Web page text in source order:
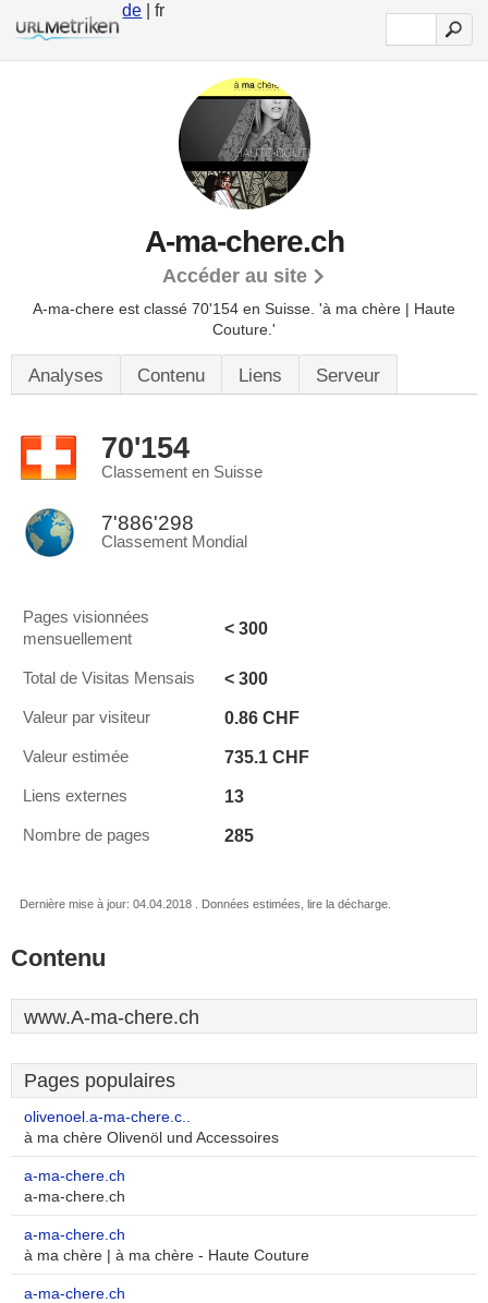
de | fr
A-ma-chere.ch
Accéder au site
A-ma-chere est classé 70'154 en Suisse. 'à ma chère | Haute
Couture.'
Analyses Contenu Liens Serveur
70'154
Classement en Suisse
7'886'298
Classement Mondial
Pages visionnées
mensuellement
< 300
Total de Visitas Mensais < 300
Valeur par visiteur 0.86 CHF
Valeur estimée 735.1 CHF
Liens externes 13
Nombre de pages 285
Dernière mise à jour: 04.04.2018 . Données estimées, lire la décharge.
Contenu
www.A-ma-chere.ch
Pages populaires
olivenoel.a-ma-chere.c..
à ma chère Olivenöl und Accessoires
a-ma-chere.ch
a-ma-chere.ch
a-ma-chere.ch
à ma chère | à ma chère - Haute Couture
a-ma-chere.ch